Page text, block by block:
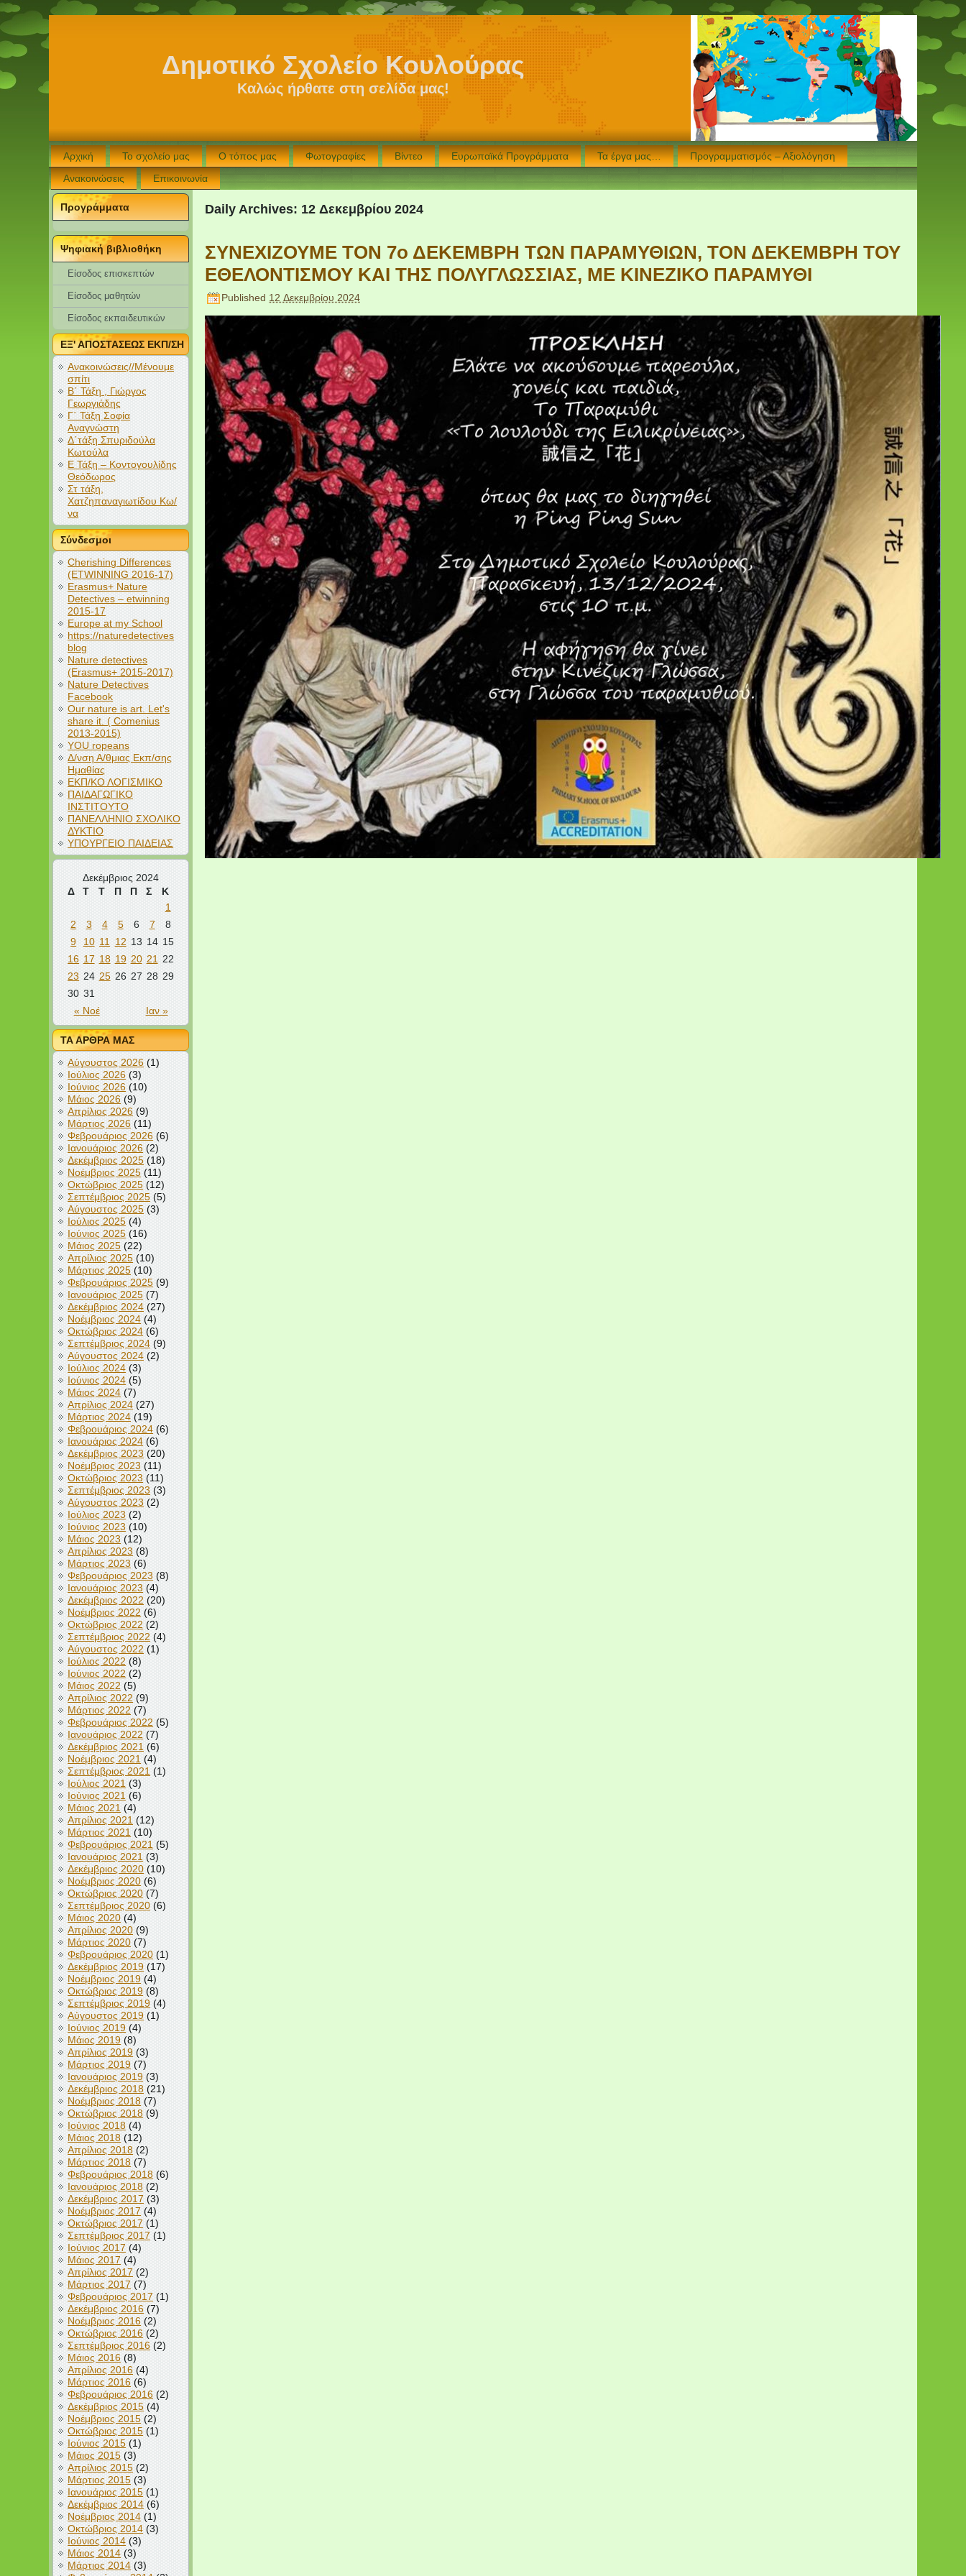
Δημοτικό Σχολείο Κουλούρας
Καλώς ήρθατε στη σελίδα μας!
Αρχική Το σχολείο μας Ο τόπος μας Φωτογραφίες Βίντεο Ευρωπαϊκά Προγράμματα Τα έργα μας…
Προγραμματισμός – Αξιολόγηση
Ανακοινώσεις
Επικοινωνία
Προγράμματα
Ψηφιακή βιβλιοθήκη
Είσοδος επισκεπτών
Eίσοδος μαθητών
Είσοδος εκπαιδευτικών
ΕΞ' ΑΠΟΣΤΑΣΕΩΣ ΕΚΠ/ΣΗ
Ανακοινώσεις//Μένουμε
σπίτι
Β΄ Τάξη , Γιώργος
Γεωργιάδης
Γ΄ Τάξη Σοφία
Αναγνώστη
Δ΄τάξη Σπυριδούλα
Κωτούλα
Ε Τάξη – Κοντογουλίδης
Θεόδωρος
Στ τάξη,
Χατζηπαναγιωτίδου Κω/
να
Σύνδεσμοι
Cherishing Differences
(ETWINNING 2016-17)
Erasmus+ Nature
Detectives – etwinning
2015-17
Europe at my School
https://naturedetectives
blog
Nature detectives
(Erasmus+ 2015-2017)
Nature Detectives
Facebook
Our nature is art. Let's
share it. ( Comenius
2013-2015)
YOU ropeans
Δ/νση Α/θμιας Εκπ/σης
Ημαθίας
ΕΚΠ/ΚΟ ΛΟΓΙΣΜΙΚΟ
ΠΑΙΔΑΓΩΓΙΚΟ
ΙΝΣΤΙΤΟΥΤΟ
ΠΑΝΕΛΛΗΝΙΟ ΣΧΟΛΙΚΟ
ΔΥΚΤΙΟ
ΥΠΟΥΡΓΕΙΟ ΠΑΙΔΕΙΑΣ
Δεκέμβριος 2024
Δ
Τ Τ Π Π Σ Κ
« Νοέ Ιαν »
1
2
3 4 5 6 7
8
9
10 11 12 13 14 15
16 17 18 19 20 21
22
23 24 25 26 27 28 29
30 31
ΤΑ ΑΡΘΡΑ ΜΑΣ
Αύγουστος 2026 (1)
Ιούλιος 2026 (3)
Ιούνιος 2026 (10)
Μάιος 2026 (9)
Απρίλιος 2026 (9)
Μάρτιος 2026 (11)
Φεβρουάριος 2026 (6)
Ιανουάριος 2026 (2)
Δεκέμβριος 2025 (18)
Νοέμβριος 2025 (11)
Οκτώβριος 2025 (12)
Σεπτέμβριος 2025 (5)
Αύγουστος 2025 (3)
Ιούλιος 2025 (4)
Ιούνιος 2025 (16)
Μάιος 2025 (22)
Απρίλιος 2025 (10)
Μάρτιος 2025 (10)
Φεβρουάριος 2025 (9)
Ιανουάριος 2025 (7)
Δεκέμβριος 2024 (27)
Νοέμβριος 2024 (4)
Οκτώβριος 2024 (6)
Σεπτέμβριος 2024 (9)
Αύγουστος 2024 (2)
Ιούλιος 2024 (3)
Ιούνιος 2024 (5)
Μάιος 2024 (7)
Απρίλιος 2024 (27)
Μάρτιος 2024 (19)
Φεβρουάριος 2024 (6)
Ιανουάριος 2024 (6)
Δεκέμβριος 2023 (20)
Νοέμβριος 2023 (11)
Οκτώβριος 2023 (11)
Σεπτέμβριος 2023 (3)
Αύγουστος 2023 (2)
Ιούλιος 2023 (2)
Ιούνιος 2023 (10)
Μάιος 2023 (12)
Απρίλιος 2023 (8)
Μάρτιος 2023 (6)
Φεβρουάριος 2023 (8)
Ιανουάριος 2023 (4)
Δεκέμβριος 2022 (20)
Νοέμβριος 2022 (6)
Οκτώβριος 2022 (2)
Σεπτέμβριος 2022 (4)
Αύγουστος 2022 (1)
Ιούλιος 2022 (8)
Ιούνιος 2022 (2)
Μάιος 2022 (5)
Απρίλιος 2022 (9)
Μάρτιος 2022 (7)
Φεβρουάριος 2022 (5)
Ιανουάριος 2022 (7)
Δεκέμβριος 2021 (6)
Νοέμβριος 2021 (4)
Σεπτέμβριος 2021 (1)
Ιούλιος 2021 (3)
Ιούνιος 2021 (6)
Μάιος 2021 (4)
Απρίλιος 2021 (12)
Μάρτιος 2021 (10)
Φεβρουάριος 2021 (5)
Ιανουάριος 2021 (3)
Δεκέμβριος 2020 (10)
Νοέμβριος 2020 (6)
Οκτώβριος 2020 (7)
Σεπτέμβριος 2020 (6)
Μάιος 2020 (4)
Απρίλιος 2020 (9)
Μάρτιος 2020 (7)
Φεβρουάριος 2020 (1)
Δεκέμβριος 2019 (17)
Νοέμβριος 2019 (4)
Οκτώβριος 2019 (8)
Σεπτέμβριος 2019 (4)
Αύγουστος 2019 (1)
Ιούνιος 2019 (4)
Μάιος 2019 (8)
Απρίλιος 2019 (3)
Μάρτιος 2019 (7)
Ιανουάριος 2019 (3)
Δεκέμβριος 2018 (21)
Νοέμβριος 2018 (7)
Οκτώβριος 2018 (9)
Ιούνιος 2018 (4)
Μάιος 2018 (12)
Απρίλιος 2018 (2)
Μάρτιος 2018 (7)
Φεβρουάριος 2018 (6)
Ιανουάριος 2018 (2)
Δεκέμβριος 2017 (3)
Νοέμβριος 2017 (4)
Οκτώβριος 2017 (1)
Σεπτέμβριος 2017 (1)
Ιούνιος 2017 (4)
Μάιος 2017 (4)
Απρίλιος 2017 (2)
Μάρτιος 2017 (7)
Φεβρουάριος 2017 (1)
Δεκέμβριος 2016 (7)
Νοέμβριος 2016 (2)
Οκτώβριος 2016 (2)
Σεπτέμβριος 2016 (2)
Μάιος 2016 (8)
Απρίλιος 2016 (4)
Μάρτιος 2016 (6)
Φεβρουάριος 2016 (2)
Δεκέμβριος 2015 (4)
Νοέμβριος 2015 (2)
Οκτώβριος 2015 (1)
Ιούνιος 2015 (1)
Μάιος 2015 (3)
Απρίλιος 2015 (2)
Μάρτιος 2015 (3)
Ιανουάριος 2015 (1)
Δεκέμβριος 2014 (6)
Νοέμβριος 2014 (1)
Οκτώβριος 2014 (3)
Ιούνιος 2014 (3)
Μάιος 2014 (3)
Μάρτιος 2014 (3)
Daily Archives: 12 Δεκεμβρίου 2024
ΣΥΝΕΧΙΖΟΥΜΕ ΤΟΝ 7ο ΔΕΚΕΜΒΡΗ ΤΩΝ ΠΑΡΑΜΥΘΙΩΝ, ΤΟΝ ΔΕΚΕΜΒΡΗ ΤΟΥ
ΕΘΕΛΟΝΤΙΣΜΟΥ ΚΑΙ ΤΗΣ ΠΟΛΥΓΛΩΣΣΙΑΣ, ΜΕ ΚΙΝΕΖΙΚΟ ΠΑΡΑΜΥΘΙ
Published 12 Δεκεμβρίου 2024